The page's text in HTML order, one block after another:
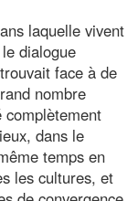
laquelle vivent
dialogue
face à de
nombre
complètement
dans le
temps en
les cultures, et